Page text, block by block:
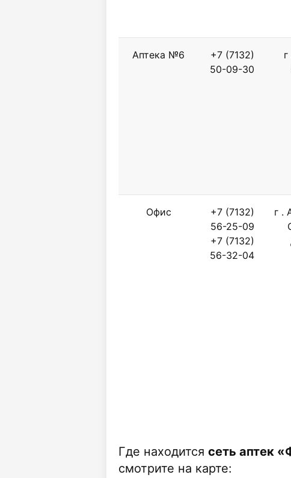
Аптека №6
+7 (7132)
50-09-30
Офис
+7 (7132)
56-25-09
+7 (7132)
56-32-04
г .
Где находится сеть аптек
смотрите на карте: